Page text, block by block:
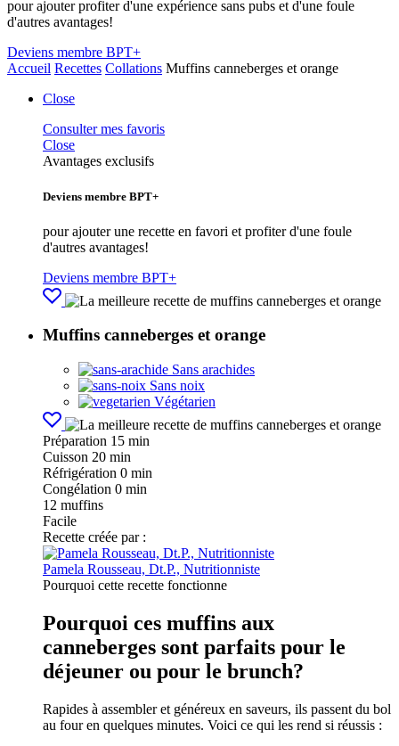
pour ajouter profiter d'une expérience sans pubs et d'une foule
d'autres avantages!
Deviens membre BPT+
Accueil Recettes Collations Muffins canneberges et orange
Close
Consulter mes favoris
Close
Avantages exclusifs
Deviens membre BPT+
pour ajouter une recette en favori et profiter d'une foule
d'autres avantages!
Deviens membre BPT+
Muffins canneberges et orange
Sans arachides
Sans noix
Végétarien
Préparation 15 min
Cuisson 20 min
Réfrigération 0 min
Congélation 0 min
12 muffins
Facile
Recette créée par :
Pamela Rousseau, Dt.P., Nutritionniste
Pourquoi cette recette fonctionne
Pourquoi ces muffins aux
canneberges sont parfaits pour le
déjeuner ou pour le brunch?
Rapides à assembler et généreux en saveurs, ils passent du bol
au four en quelques minutes. Voici ce qui les rend si réussis :